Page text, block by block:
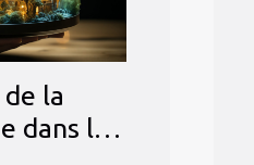
la
dans la